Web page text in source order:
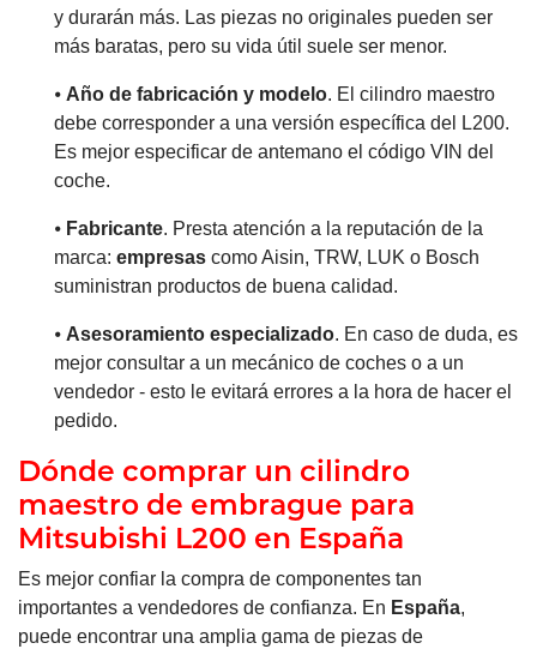
y durarán más. Las piezas no originales pueden ser
más baratas, pero su vida útil suele ser menor.
⦁ Año de fabricación y modelo. El cilindro maestro
debe corresponder a una versión específica del L200.
Es mejor especificar de antemano el código VIN del
coche.
⦁ Fabricante. Presta atención a la reputación de la
marca: empresas como Aisin, TRW, LUK o Bosch
suministran productos de buena calidad.
⦁ Asesoramiento especializado. En caso de duda, es
mejor consultar a un mecánico de coches o a un
vendedor - esto le evitará errores a la hora de hacer el
pedido.
Dónde comprar un cilindro
maestro de embrague para
Mitsubishi L200 en España
Es mejor confiar la compra de componentes tan
importantes a vendedores de confianza. En España,
puede encontrar una amplia gama de piezas de